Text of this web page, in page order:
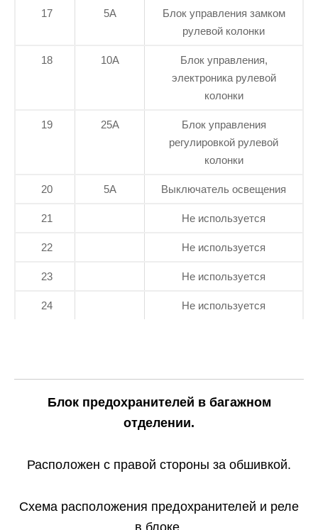
17 5А
Блок управления замком
рулевой колонки
18 10А
Блок управления,
электроника рулевой
колонки
19 25А
Блок управления
регулировкой рулевой
колонки
20 5А Выключатель освещения
21 Не используется
22 Не используется
23 Не используется
24 Не используется
Блок предохранителей в багажном
отделении.
Расположен с правой стороны за обшивкой.
Схема расположения предохранителей и реле